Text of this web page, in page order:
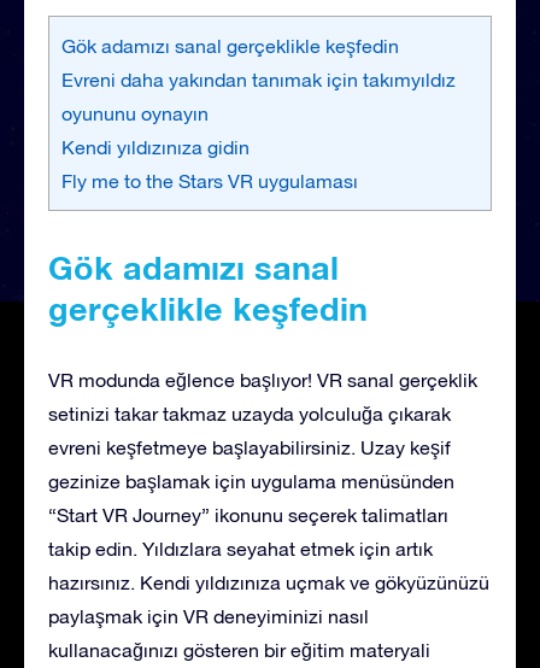
Gök adamızı sanal gerçeklikle keşfedin
Evreni daha yakından tanımak için takımyıldız
oyununu oynayın
Kendi yıldızınıza gidin
Fly me to the Stars VR uygulaması
Gök adamızı sanal
gerçeklikle keşfedin
VR modunda eğlence başlıyor! VR sanal gerçeklik
setinizi takar takmaz uzayda yolculuğa çıkarak
evreni keşfetmeye başlayabilirsiniz. Uzay keşif
gezinize başlamak için uygulama menüsünden
“Start VR Journey” ikonunu seçerek talimatları
takip edin. Yıldızlara seyahat etmek için artık
hazırsınız. Kendi yıldızınıza uçmak ve gökyüzünüzü
paylaşmak için VR deneyiminizi nasıl
kullanacağınızı gösteren bir eğitim materyali